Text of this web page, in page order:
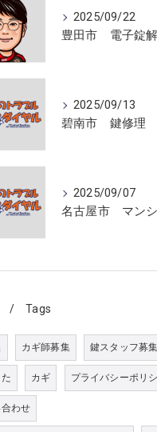
2025/09/22
豊田市 電子錠
2025/09/13
碧南市 鍵修理
2025/09/07
名古屋市 マン
Tags
カギ師募集 鍵スタッフ募集
カギ プライバシーポリ
わせ